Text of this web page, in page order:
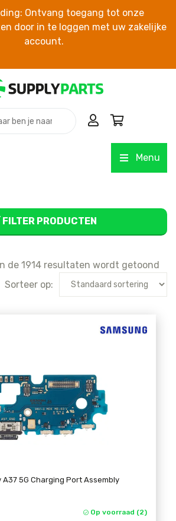
Ontvang toegang tot onze
door in te loggen met uw zakelijke
account.
Menu
FILTER PRODUCTEN
de 1914 resultaten wordt getoond
Sorteer op:
A37 5G Charging Port Assembly
Op voorraad (2)